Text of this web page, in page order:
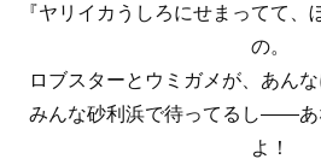
『ヤリイカうしろにせまってて、
の。
ロブスターとウミガメが、あん
みんな砂利浜で待ってるし――あ
よ！